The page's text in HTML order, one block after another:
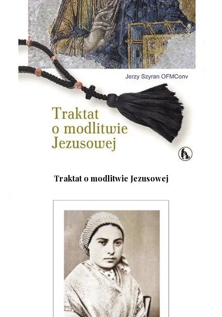
Traktat o modlitwie Jezusowej